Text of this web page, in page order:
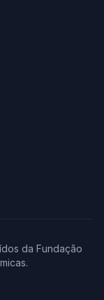
da Fundação